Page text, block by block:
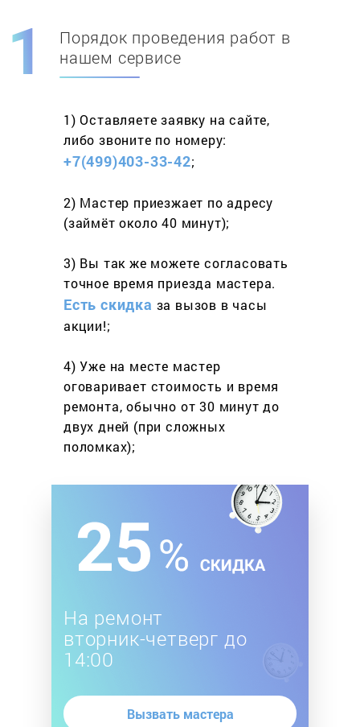
Скидка при первомзаказе на адрес
составит 15%
Работаем более 10 лет
весь спектр услуг
Порядок проведения работ в
нашем сервисе
1) Оставляете заявку на сайте,
либо звоните по номеру:
+7(499)403-33-42;
2) Мастер приезжает по адресу
(займёт около 40 минут);
3) Вы так же можете согласовать
точное время приезда мастера.
Есть скидка за вызов в часы
акции!;
4) Уже на месте мастер
оговаривает стоимость и время
ремонта, обычно от 30 минут до
двух дней (при сложных
поломках);
На ремонт
вторник-четверг до
14:00
Вызвать мастера